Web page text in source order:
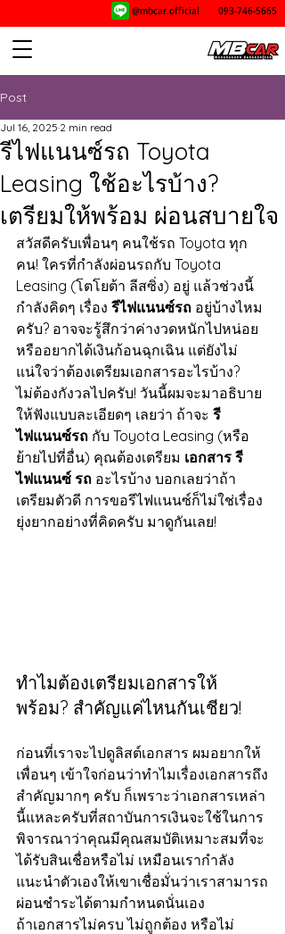
@mbcar.official 093-746-5665
Post
รีไฟแนนซ์รถ Toyota
Leasing ใช้อะไรบ้าง?
เตรียมให้พร้อม ผ่อนสบายใจ
Jul 16, 2025 2 min read
สวัสดีครับเพื่อนๆ คนใช้รถ Toyota ทุก
คน! ใครที่กำลังผ่อนรถกับ Toyota
Leasing (โตโยต้า ลีสซิ่ง) อยู่ แล้วช่วงนี้
กำลังคิดๆ เรื่อง รีไฟแนนซ์รถ อยู่บ้างไหม
ครับ? อาจจะรู้สึกว่าค่างวดหนักไปหน่อย
หรืออยากได้เงินก้อนฉุกเฉิน แต่ยังไม่
แน่ใจว่าต้องเตรียมเอกสารอะไรบ้าง?
ไม่ต้องกังวลไปครับ! วันนี้ผมจะมาอธิบาย
ให้ฟังแบบละเอียดๆ เลยว่า ถ้าจะ รี
ไฟแนนซ์รถ กับ Toyota Leasing (หรือ
ย้ายไปที่อื่น) คุณต้องเตรียม เอกสาร รี
ไฟแนนซ์ รถ อะไรบ้าง บอกเลยว่าถ้า
เตรียมตัวดี การขอรีไฟแนนซ์ก็ไม่ใช่เรื่อง
ยุ่งยากอย่างที่คิดครับ มาดูกันเลย!
ทำไมต้องเตรียมเอกสารให้
พร้อม? สำคัญแค่ไหนกันเชียว!
ก่อนที่เราจะไปดูลิสต์เอกสาร ผมอยากให้
เพื่อนๆ เข้าใจก่อนว่าทำไมเรื่องเอกสารถึง
สำคัญมากๆ ครับ ก็เพราะว่าเอกสารเหล่า
นี้แหละครับที่สถาบันการเงินจะใช้ในการ
พิจารณาว่าคุณมีคุณสมบัติเหมาะสมที่จะ
ได้รับสินเชื่อหรือไม่ เหมือนเรากำลัง
แนะนำตัวเองให้เขาเชื่อมั่นว่าเราสามารถ
ผ่อนชำระได้ตามกำหนดนั่นเอง
ถ้าเอกสารไม่ครบ ไม่ถูกต้อง หรือไม่